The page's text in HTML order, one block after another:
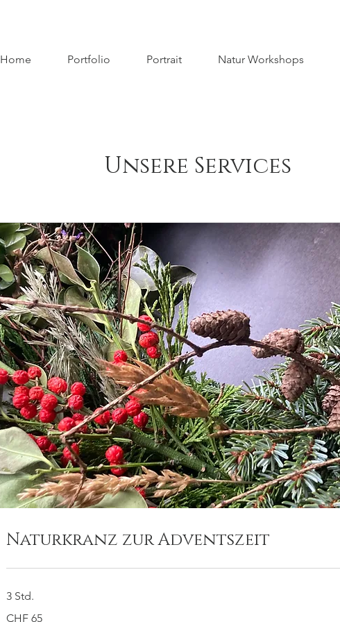
Home Portfolio Portrait Natur Workshops
Unsere Services
Naturkranz zur Adventszeit
3 Std.
Schweizer
CHF 65